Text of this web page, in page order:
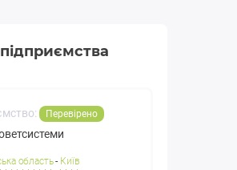
Перевірено
область- Київ